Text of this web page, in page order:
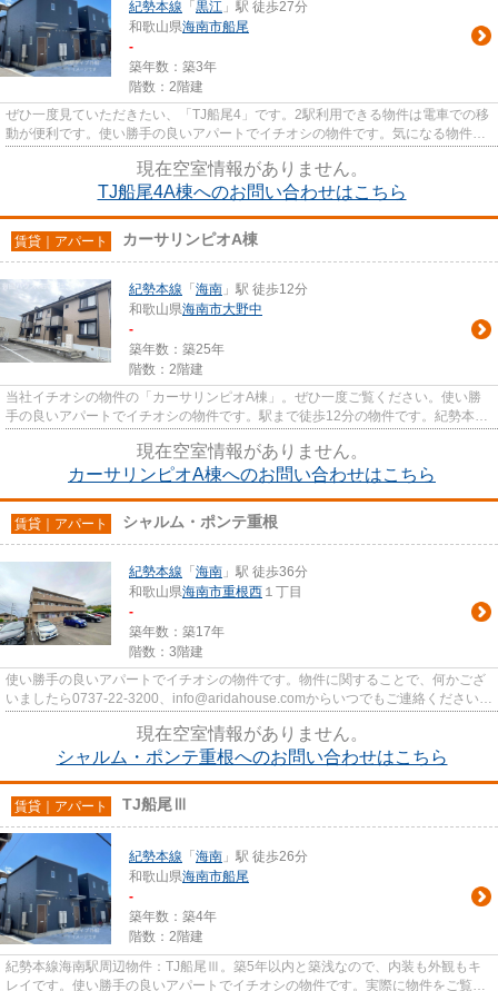
紀勢本線 「 黒江 」駅 徒歩27分
和歌山県海南市船尾
-
築年数：築3年
階数：2階建
ぜひ一度見ていただきたい、「TJ船尾4」です。2駅利用できる物件は電車での移
動が便利です。使い勝手の良いアパートでイチオシの物件です。気になる物件ほ
現在空室情報がありません。
TJ船尾4A棟へのお問い合わせはこちら
賃貸｜アパート カーサリンピオA棟
紀勢本線 「 海南 」駅 徒歩12分
和歌山県海南市大野中
-
築年数：築25年
階数：2階建
当社イチオシの物件の「カーサリンピオA棟」。ぜひ一度ご覧ください。使い勝
手の良いアパートでイチオシの物件です。駅まで徒歩12分の物件です。紀勢本線
現在空室情報がありません。
カーサリンピオA棟へのお問い合わせはこちら
賃貸｜アパート シャルム・ポンテ重根
紀勢本線 「 海南 」駅 徒歩36分
和歌山県海南市重根西 １丁目
-
築年数：築17年
階数：3階建
使い勝手の良いアパートでイチオシの物件です。物件に関することで、何かござ
いましたら0737-22-3200、info@aridahouse.comからいつでもご連絡ください。
現在空室情報がありません。
シャルム・ポンテ重根へのお問い合わせはこちら
賃貸｜アパート TJ船尾Ⅲ
紀勢本線 「 海南 」駅 徒歩26分
和歌山県海南市船尾
-
築年数：築4年
階数：2階建
紀勢本線海南駅周辺物件：TJ船尾Ⅲ。築5年以内と築浅なので、内装も外観もキ
レイです。使い勝手の良いアパートでイチオシの物件です。実際に物件をご覧に